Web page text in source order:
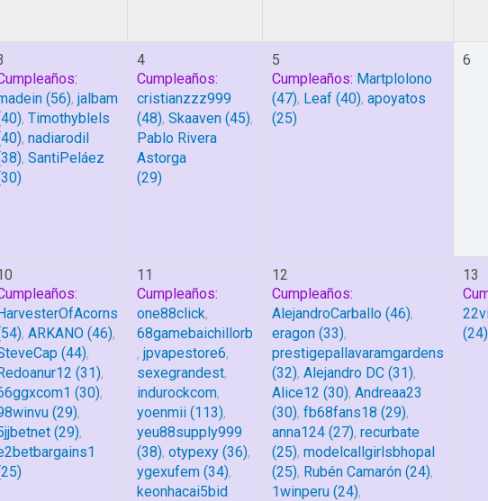
(56), jalbam
, Timothyblels
, nadiarodil
, SantiPeláez
4
Cumpleaños:
cristianzzz999
(48), Skaaven (45),
Pablo Rivera
Astorga
(29)
5
Cumpleaños: Martplolono
(47), Leaf (40), apoyatos
(25)
6
, ARKANO (46),
(44),
(31),
(30),
(29),
(29),
11
Cumpleaños:
one88click,
68gamebaichillorb
, jpvapestore6,
sexegrandest,
indurockcom,
yoenmii (113),
yeu88supply999
(38), otypexy (36),
ygexufem (34),
keonhacai5bid
12
Cumpleaños:
AlejandroCarballo (46),
eragon (33),
prestigepallavaramgardens
(32), Alejandro DC (31),
Alice12 (30), Andreaa23
(30), fb68fans18 (29),
anna124 (27), recurbate
(25), modelcallgirlsbhopal
(25), Rubén Camarón (24),
1winperu (24),
13
(24)